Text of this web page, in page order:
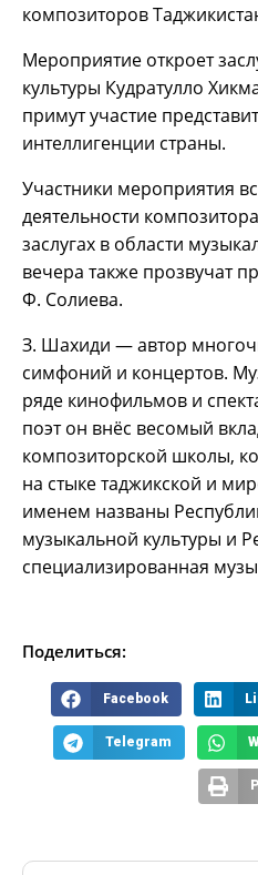
композиторов
Мероприятие откроет
культуры Кудратулло
примут участие
интеллигенции страны.
Участники мероприятия
деятельности
заслугах в области
вечера также прозвучат
Ф. Солиева.
З. Шахиди — автор
симфоний и концертов.
ряде кинофильмов и
поэт он внёс весомый
композиторской школы,
на стыке таджикской и
именем названы
музыкальной культуры и
специализированная
Поделиться:
Facebook
Telegram